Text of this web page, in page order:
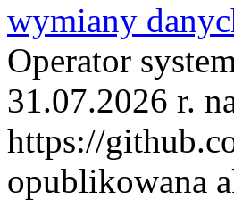
wymiany
Operator
31.07.2026 r.
https://
opublikowana